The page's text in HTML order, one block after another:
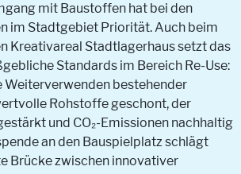
mit Baustoffen hat bei den
im Stadtgebiet Priorität. Auch beim
Kreativareal Stadtlagerhaus setzt das
Standards im Bereich Re-Use:
Weiterverwenden bestehender
Rohstoffe geschont, der
und CO₂-Emissionen nachhaltig
an den Bauspielplatz schlägt
Brücke zwischen innovativer